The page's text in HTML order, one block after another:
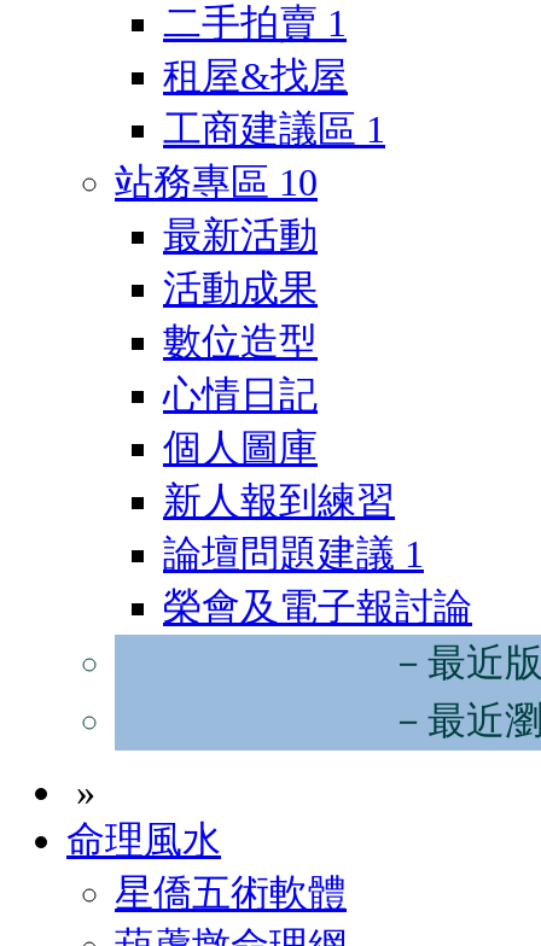
二手拍賣 1
租屋&找屋
工商建議區 1
站務專區 10
最新活動
活動成果
數位造型
心情日記
個人圖庫
新人報到練習
論壇問題建議 1
榮會及電子報討論
－最近
－最近
»
命理風水
星僑五術軟體